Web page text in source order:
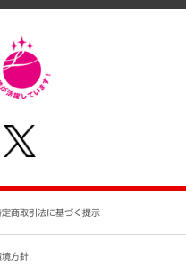
について
定商取引法に基づく提示
境方針